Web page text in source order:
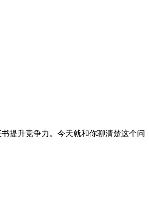
提升竞争力。今天就和你聊清楚这个问